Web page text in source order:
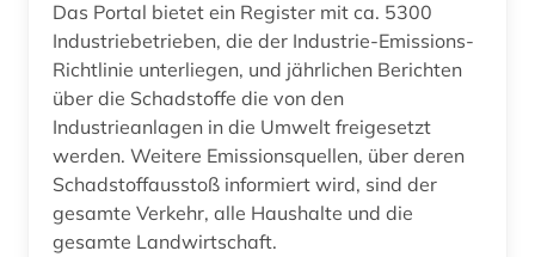
Das Portal bietet ein Register mit ca. 5300
Industriebetrieben, die der Industrie-Emissions-
Richtlinie unterliegen, und jährlichen Berichten
über die Schadstoffe die von den
Industrieanlagen in die Umwelt freigesetzt
werden. Weitere Emissionsquellen, über deren
Schadstoffausstoß informiert wird, sind der
gesamte Verkehr, alle Haushalte und die
gesamte Landwirtschaft.